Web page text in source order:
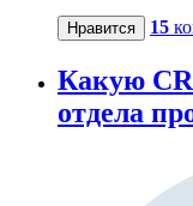
Нравится 15
Какую
отдела